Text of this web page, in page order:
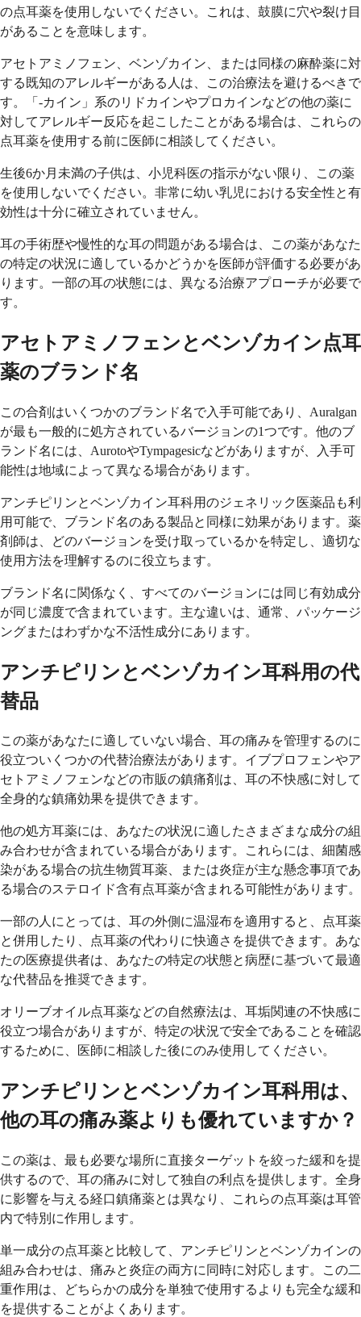
の点耳薬を使用しないでください。これは、鼓膜に穴や裂け目
があることを意味します。
アセトアミノフェン、ベンゾカイン、または同様の麻酔薬に対
する既知のアレルギーがある人は、この治療法を避けるべきで
す。「-カイン」系のリドカインやプロカインなどの他の薬に
対してアレルギー反応を起こしたことがある場合は、これらの
点耳薬を使用する前に医師に相談してください。
生後6か月未満の子供は、小児科医の指示がない限り、この薬
を使用しないでください。非常に幼い乳児における安全性と有
効性は十分に確立されていません。
耳の手術歴や慢性的な耳の問題がある場合は、この薬があなた
の特定の状況に適しているかどうかを医師が評価する必要があ
ります。一部の耳の状態には、異なる治療アプローチが必要で
す。
アセトアミノフェンとベンゾカイン点耳
薬のブランド名
この合剤はいくつかのブランド名で入手可能であり、Auralgan
が最も一般的に処方されているバージョンの1つです。他のブ
ランド名には、AurotoやTympagesicなどがありますが、入手可
能性は地域によって異なる場合があります。
アンチピリンとベンゾカイン耳科用のジェネリック医薬品も利
用可能で、ブランド名のある製品と同様に効果があります。薬
剤師は、どのバージョンを受け取っているかを特定し、適切な
使用方法を理解するのに役立ちます。
ブランド名に関係なく、すべてのバージョンには同じ有効成分
が同じ濃度で含まれています。主な違いは、通常、パッケージ
ングまたはわずかな不活性成分にあります。
アンチピリンとベンゾカイン耳科用の代
替品
この薬があなたに適していない場合、耳の痛みを管理するのに
役立ついくつかの代替治療法があります。イブプロフェンやア
セトアミノフェンなどの市販の鎮痛剤は、耳の不快感に対して
全身的な鎮痛効果を提供できます。
他の処方耳薬には、あなたの状況に適したさまざまな成分の組
み合わせが含まれている場合があります。これらには、細菌感
染がある場合の抗生物質耳薬、または炎症が主な懸念事項であ
る場合のステロイド含有点耳薬が含まれる可能性があります。
一部の人にとっては、耳の外側に温湿布を適用すると、点耳薬
と併用したり、点耳薬の代わりに快適さを提供できます。あな
たの医療提供者は、あなたの特定の状態と病歴に基づいて最適
な代替品を推奨できます。
オリーブオイル点耳薬などの自然療法は、耳垢関連の不快感に
役立つ場合がありますが、特定の状況で安全であることを確認
するために、医師に相談した後にのみ使用してください。
アンチピリンとベンゾカイン耳科用は、
他の耳の痛み薬よりも優れていますか？
この薬は、最も必要な場所に直接ターゲットを絞った緩和を提
供するので、耳の痛みに対して独自の利点を提供します。全身
に影響を与える経口鎮痛薬とは異なり、これらの点耳薬は耳管
内で特別に作用します。
単一成分の点耳薬と比較して、アンチピリンとベンゾカインの
組み合わせは、痛みと炎症の両方に同時に対応します。この二
重作用は、どちらかの成分を単独で使用するよりも完全な緩和
を提供することがよくあります。